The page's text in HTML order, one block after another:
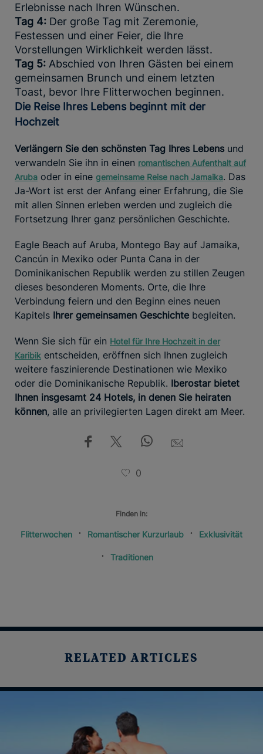
Erlebnisse nach Ihren Wünschen.
Tag 4: Der große Tag mit Zeremonie,
Festessen und einer Feier, die Ihre
Vorstellungen Wirklichkeit werden lässt.
Tag 5: Abschied von Ihren Gästen bei einem
gemeinsamen Brunch und einem letzten
Toast, bevor Ihre Flitterwochen beginnen.
Die Reise Ihres Lebens beginnt mit der
Hochzeit
Verlängern Sie den schönsten Tag Ihres Lebens und
verwandeln Sie ihn in einen romantischen Aufenthalt auf
Aruba oder in eine gemeinsame Reise nach Jamaika. Das
Ja-Wort ist erst der Anfang einer Erfahrung, die Sie
mit allen Sinnen erleben werden und zugleich die
Fortsetzung Ihrer ganz persönlichen Geschichte.
Eagle Beach auf Aruba, Montego Bay auf Jamaika,
Cancún in Mexiko oder Punta Cana in der
Dominikanischen Republik werden zu stillen Zeugen
dieses besonderen Moments. Orte, die Ihre
Verbindung feiern und den Beginn eines neuen
Kapitels Ihrer gemeinsamen Geschichte begleiten.
Wenn Sie sich für ein Hotel für Ihre Hochzeit in der
Karibik entscheiden, eröffnen sich Ihnen zugleich
weitere faszinierende Destinationen wie Mexiko
oder die Dominikanische Republik. Iberostar bietet
Ihnen insgesamt 24 Hotels, in denen Sie heiraten
können, alle an privilegierten Lagen direkt am Meer.
0
Finden in:
Flitterwochen Romantischer Kurzurlaub Exklusivität
Traditionen
RELATED ARTICLES